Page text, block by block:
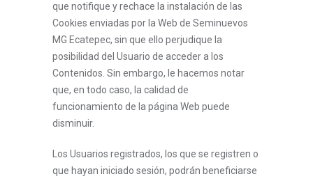
que notifique y rechace la instalación de las
Cookies enviadas por la Web de Seminuevos
MG Ecatepec, sin que ello perjudique la
posibilidad del Usuario de acceder a los
Contenidos. Sin embargo, le hacemos notar
que, en todo caso, la calidad de
funcionamiento de la página Web puede
disminuir.
Los Usuarios registrados, los que se registren o
que hayan iniciado sesión, podrán beneficiarse